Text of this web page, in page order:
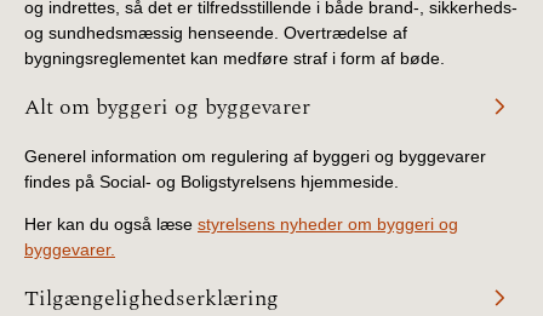
og indrettes, så det er tilfredsstillende i både brand-, sikkerheds-
og sundhedsmæssig henseende. Overtrædelse af
bygningsreglementet kan medføre straf i form af bøde.
Alt om byggeri og byggevarer
Generel information om regulering af byggeri og byggevarer
findes på Social- og Boligstyrelsens hjemmeside.
Her kan du også læse styrelsens nyheder om byggeri og
byggevarer.
Tilgængelighedserklæring